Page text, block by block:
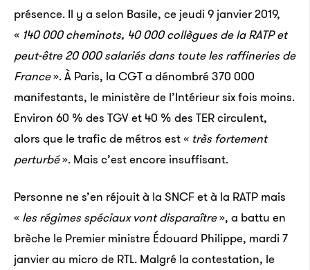
présence. Il y a selon Basile, ce jeudi 9 janvier 2019,
« 140 000 cheminots, 40 000 collègues de la RATP et
peut-être 20 000 salariés dans toute les raffineries de
France». À Paris, la CGT a dénombré 370 000
manifestants, le ministère de l’Intérieur six fois moins.
Environ 60 % des TGV et 40 % des TER circulent,
alors que le trafic de métros est « très fortement
perturbé». Mais c’est encore insuffisant.
Personne ne s’en réjouit à la SNCF et à la RATP mais
« les régimes spéciaux vont disparaître», a battu en
brèche le Premier ministre Édouard Philippe, mardi 7
janvier au micro de RTL. Malgré la contestation, le